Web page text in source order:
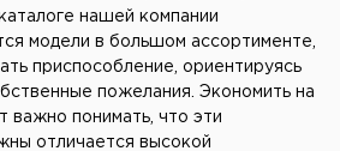
нашей компании
модели в большом ассортименте,
приспособление, ориентируясь
пожелания. Экономить на
важно понимать, что эти
отличается высокой